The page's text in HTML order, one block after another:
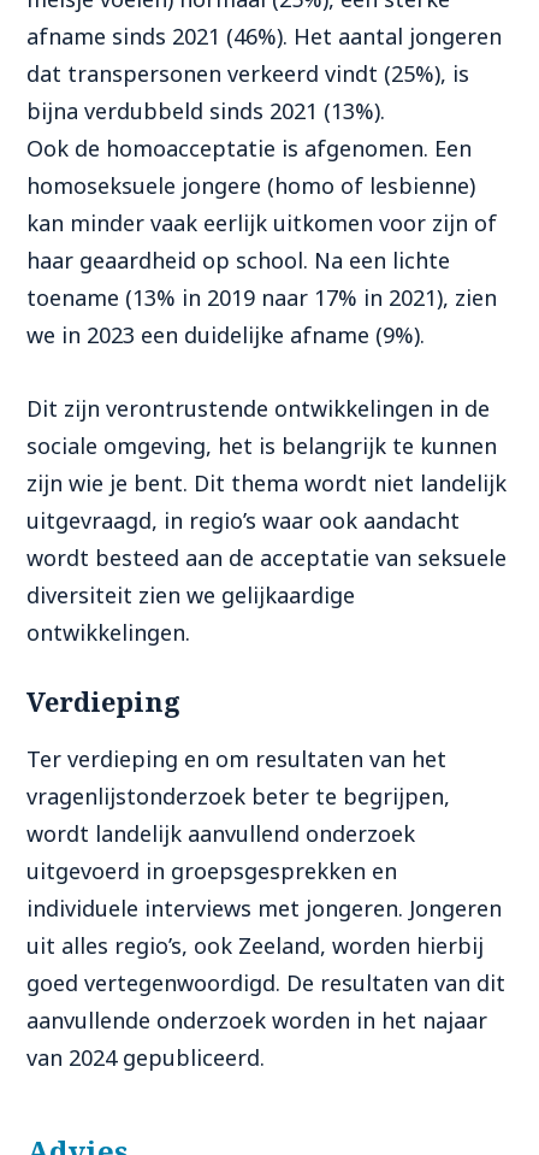
afname sinds 2021 (46%). Het aantal jongeren
dat transpersonen verkeerd vindt (25%), is
bijna verdubbeld sinds 2021 (13%).
Ook de homoacceptatie is afgenomen. Een
homoseksuele jongere (homo of lesbienne)
kan minder vaak eerlijk uitkomen voor zijn of
haar geaardheid op school. Na een lichte
toename (13% in 2019 naar 17% in 2021), zien
we in 2023 een duidelijke afname (9%).
Dit zijn verontrustende ontwikkelingen in de
sociale omgeving, het is belangrijk te kunnen
zijn wie je bent. Dit thema wordt niet landelijk
uitgevraagd, in regio’s waar ook aandacht
wordt besteed aan de acceptatie van seksuele
diversiteit zien we gelijkaardige
ontwikkelingen.
Verdieping
Ter verdieping en om resultaten van het
vragenlijstonderzoek beter te begrijpen,
wordt landelijk aanvullend onderzoek
uitgevoerd in groepsgesprekken en
individuele interviews met jongeren. Jongeren
uit alles regio’s, ook Zeeland, worden hierbij
goed vertegenwoordigd. De resultaten van dit
aanvullende onderzoek worden in het najaar
van 2024 gepubliceerd.